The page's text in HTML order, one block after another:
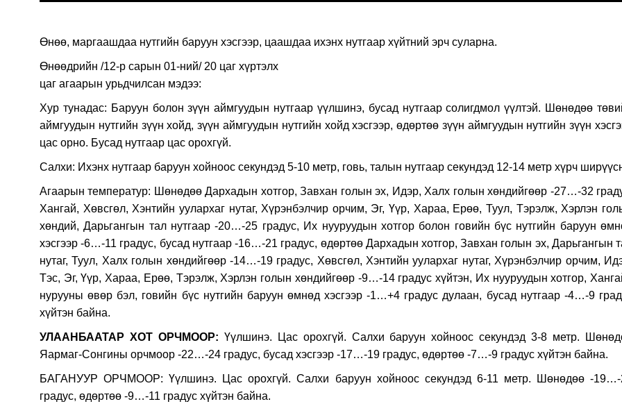
Өнөө, маргаашдаа нутгийн баруун хэсгээр, цаашдаа ихэнх нутгаар хүйтний эрч суларна.
Өнөөдрийн /12-р сарын 01-ний/ 20 цаг хүртэлх
цаг агаарын урьдчилсан мэдээ:
Хур тунадас: Баруун болон зүүн аймгуудын нутгаар үүлшинэ, бусад нутгаар солигдмол үүлтэй. Шөнөдөө
аймгуудын нутгийн зүүн хойд, зүүн аймгуудын нутгийн хойд хэсгээр, өдөртөө зүүн аймгуудын нутгийн зүүн
цас орно. Бусад нутгаар цас орохгүй.
Салхи: Ихэнх нутгаар баруун хойноос секундэд 5-10 метр, говь, талын нутгаар секундэд 12-14 метр хүрч
Агаарын температур: Шөнөдөө Дархадын хотгор, Завхан голын эх, Идэр, Халх голын хөндийгөөр -27…-32
Хангай, Хөвсгөл, Хэнтийн уулархаг нутаг, Хүрэнбэлчир орчим, Эг, Үүр, Хараа, Ерөө, Туул, Тэрэлж, Хэрлэн
хөндий, Дарьгангын тал нутгаар -20…-25 градус, Их нууруудын хотгор болон говийн бүс нутгийн баруун
хэсгээр -6…-11 градус, бусад нутгаар -16…-21 градус, өдөртөө Дархадын хотгор, Завхан голын эх, Дарьгангын
нутаг, Туул, Халх голын хөндийгөөр -14…-19 градус, Хөвсгөл, Хэнтийн уулархаг нутаг, Хүрэнбэлчир орчим,
Тэс, Эг, Үүр, Хараа, Ерөө, Тэрэлж, Хэрлэн голын хөндийгөөр -9…-14 градус хүйтэн, Их нууруудын хотгор,
нурууны өвөр бэл, говийн бүс нутгийн баруун өмнөд хэсгээр -1…+4 градус дулаан, бусад нутгаар -4…-9
хүйтэн байна.
УЛААНБААТАР ХОТ ОРЧМООР: Үүлшинэ. Цас орохгүй. Салхи баруун хойноос секундэд 3-8 метр.
Яармаг-Сонгины орчмоор -22…-24 градус, бусад хэсгээр -17…-19 градус, өдөртөө -7…-9 градус хүйтэн байна.
БАГАНУУР ОРЧМООР: Үүлшинэ. Цас орохгүй. Салхи баруун хойноос секундэд 6-11 метр. Шөнөдөө -19…-
градус, өдөртөө -9…-11 градус хүйтэн байна.